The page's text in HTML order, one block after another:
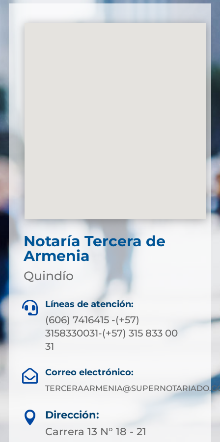
Notaría Tercera de
Armenia
Quindío
 Líneas de atención:
(606) 7416415 -(+57)
3158330031-(+57) 315 833 00
31
 Correo electrónico:

Dirección:
Carrera 13 N° 18 - 21